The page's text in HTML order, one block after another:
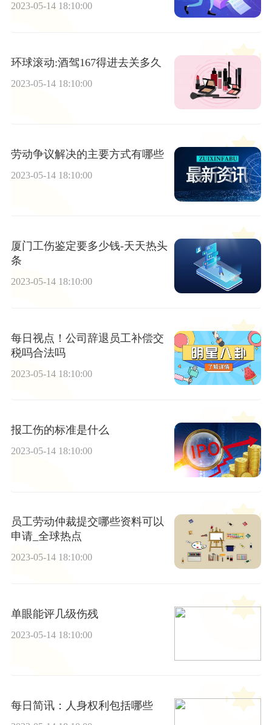
2023-05-14 18:10:00
环球滚动:酒驾167得进去关多久
2023-05-14 18:10:00
劳动争议解决的主要方式有哪些
2023-05-14 18:10:00
厦门工伤鉴定要多少钱-天天热头
条
2023-05-14 18:10:00
每日视点！公司辞退员工补偿交
税吗合法吗
2023-05-14 18:10:00
报工伤的标准是什么
2023-05-14 18:10:00
员工劳动仲裁提交哪些资料可以
申请_全球热点
2023-05-14 18:10:00
单眼能评几级伤残
2023-05-14 18:10:00
每日简讯：人身权利包括哪些